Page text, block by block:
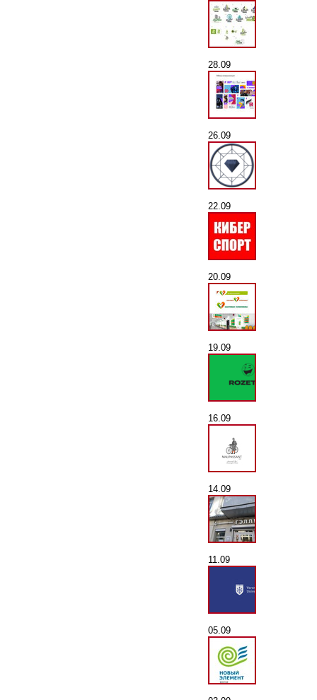
28.09
26.09
22.09
20.09
19.09
16.09
14.09
11.09
05.09